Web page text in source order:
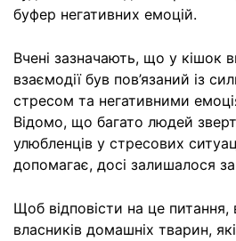
буфер негативних емоцій.
Вчені зазначають, що у кішок
взаємодії був пов’язаний із
стресом та негативними
Відомо, що багато людей
улюбленців у стресових
допомагає, досі залишалося
Щоб відповісти на це питання,
власників домашніх тварин,